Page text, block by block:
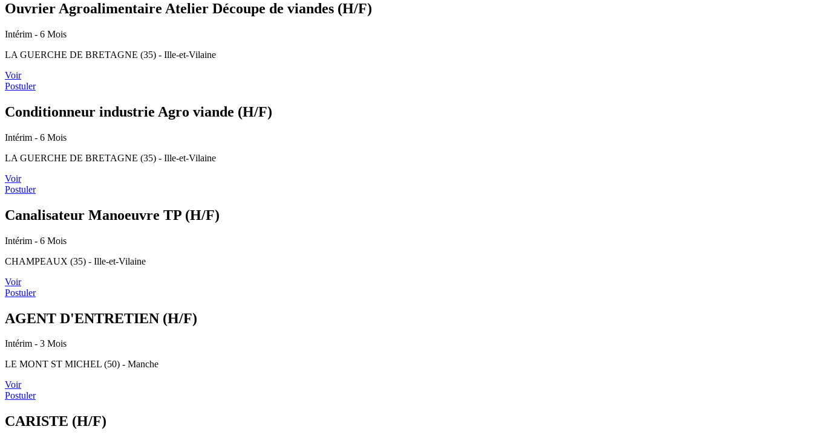
Ouvrier Agroalimentaire Atelier Découpe de viandes (H/F)
Intérim - 6 Mois
LA GUERCHE DE BRETAGNE (35) - Ille-et-Vilaine
Voir
Postuler
Conditionneur industrie Agro viande (H/F)
Intérim - 6 Mois
LA GUERCHE DE BRETAGNE (35) - Ille-et-Vilaine
Voir
Postuler
Canalisateur Manoeuvre TP (H/F)
Intérim - 6 Mois
CHAMPEAUX (35) - Ille-et-Vilaine
Voir
Postuler
AGENT D'ENTRETIEN (H/F)
Intérim - 3 Mois
LE MONT ST MICHEL (50) - Manche
Voir
Postuler
CARISTE (H/F)